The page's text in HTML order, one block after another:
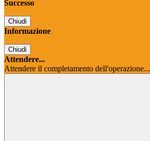
Successo
Chiudi
Informazione
Chiudi
Attendere...
Attendere il completamento dell'operazione...